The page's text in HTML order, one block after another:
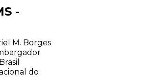
-
M. Borges
do